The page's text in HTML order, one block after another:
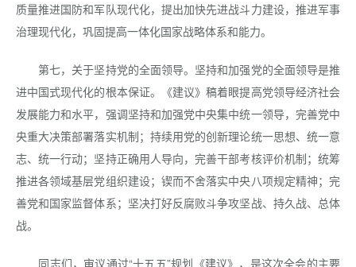
质量推进国防和军队现代化，提出加快先进战斗力建设，推进军事
治理现代化，巩固提高一体化国家战略体系和能力。
第七，关于坚持党的全面领导。坚持和加强党的全面领导是推
进中国式现代化的根本保证。《建议》稿着眼提高党领导经济社会
发展能力和水平，强调坚持和加强党中央集中统一领导，完善党中
央重大决策部署落实机制；持续用党的创新理论统一思想、统一意
志、统一行动；坚持正确用人导向，完善干部考核评价机制；统筹
推进各领域基层党组织建设；锲而不舍落实中央八项规定精神；完
善党和国家监督体系；坚决打好反腐败斗争攻坚战、持久战、总体
战。
同志们，审议通过“十五五”规划《建议》，是这次全会的主要